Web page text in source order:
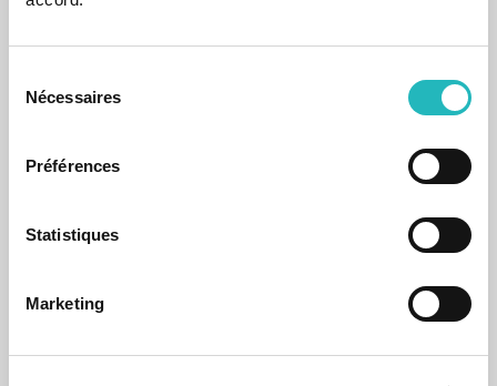
Nécessaires
Préférences
Statistiques
Marketing